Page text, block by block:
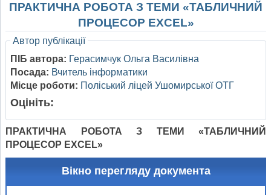
ПРАКТИЧНА РОБОТА З ТЕМИ «ТАБЛИЧНИЙ
ПРОЦЕСОР EXCEL»
Автор публікації
ПІБ автора: Герасимчук Ольга Василівна
Посада: Вчитель інформатики
Місце роботи: Поліський ліцей Ушомирської ОТГ
Оцініть:
ПРАКТИЧНА РОБОТА З ТЕМИ «ТАБЛИЧНИЙ
ПРОЦЕСОР EXCEL»
Вікно перегляду документа